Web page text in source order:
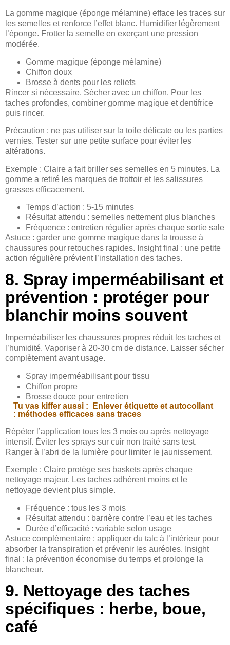
La gomme magique (éponge mélamine) efface les traces sur
les semelles et renforce l’effet blanc. Humidifier légèrement
l’éponge. Frotter la semelle en exerçant une pression
modérée.
Gomme magique (éponge mélamine)
Chiffon doux
Brosse à dents pour les reliefs
Rincer si nécessaire. Sécher avec un chiffon. Pour les
taches profondes, combiner gomme magique et dentifrice
puis rincer.
Précaution : ne pas utiliser sur la toile délicate ou les parties
vernies. Tester sur une petite surface pour éviter les
altérations.
Exemple : Claire a fait briller ses semelles en 5 minutes. La
gomme a retiré les marques de trottoir et les salissures
grasses efficacement.
Temps d’action : 5-15 minutes
Résultat attendu : semelles nettement plus blanches
Fréquence : entretien régulier après chaque sortie sale
Astuce : garder une gomme magique dans la trousse à
chaussures pour retouches rapides. Insight final : une petite
action régulière prévient l’installation des taches.
8. Spray imperméabilisant et
prévention : protéger pour
blanchir moins souvent
Imperméabiliser les chaussures propres réduit les taches et
l’humidité. Vaporiser à 20-30 cm de distance. Laisser sécher
complètement avant usage.
Spray imperméabilisant pour tissu
Chiffon propre
Brosse douce pour entretien
Tu vas kiffer aussi :
Enlever étiquette et autocollant
: méthodes efficaces sans traces
Répéter l’application tous les 3 mois ou après nettoyage
intensif. Éviter les sprays sur cuir non traité sans test.
Ranger à l’abri de la lumière pour limiter le jaunissement.
Exemple : Claire protège ses baskets après chaque
nettoyage majeur. Les taches adhèrent moins et le
nettoyage devient plus simple.
Fréquence : tous les 3 mois
Résultat attendu : barrière contre l’eau et les taches
Durée d’efficacité : variable selon usage
Astuce complémentaire : appliquer du talc à l’intérieur pour
absorber la transpiration et prévenir les auréoles. Insight
final : la prévention économise du temps et prolonge la
blancheur.
9. Nettoyage des taches
spécifiques : herbe, boue,
café